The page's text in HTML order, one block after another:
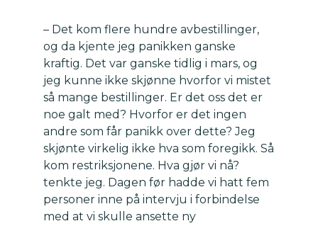
– Det kom flere hundre avbestillinger,
og da kjente jeg panikken ganske
kraftig. Det var ganske tidlig i mars, og
jeg kunne ikke skjønne hvorfor vi mistet
så mange bestillinger. Er det oss det er
noe galt med? Hvorfor er det ingen
andre som får panikk over dette? Jeg
skjønte virkelig ikke hva som foregikk. Så
kom restriksjonene. Hva gjør vi nå?
tenkte jeg. Dagen før hadde vi hatt fem
personer inne på intervju i forbindelse
med at vi skulle ansette ny